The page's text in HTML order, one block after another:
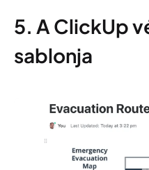
5. A ClickUp
sablonja